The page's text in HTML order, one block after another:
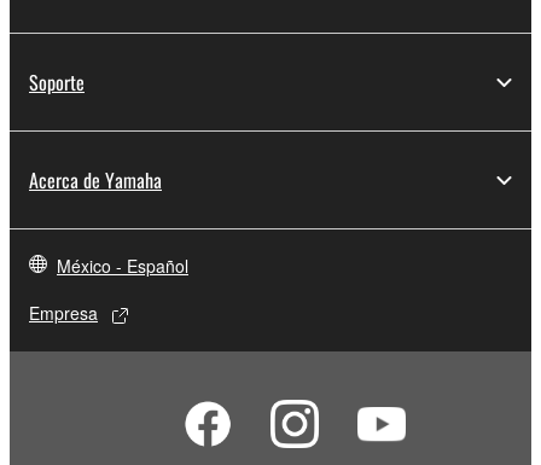
Soporte
Acerca de Yamaha
México - Español
Empresa